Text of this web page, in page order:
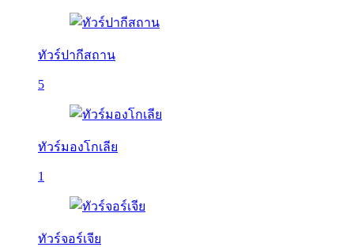
ทัวร์ปากีสถาน
5
ทัวร์มองโกเลีย
1
ทัวร์จอร์เจีย